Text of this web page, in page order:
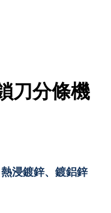
刀分條機
浸鍍鋅、鍍鋁鋅